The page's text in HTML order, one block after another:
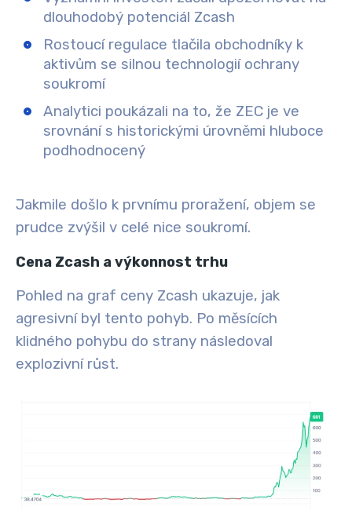
dlouhodobý potenciál Zcash
Rostoucí regulace tlačila obchodníky k
aktivům se silnou technologií ochrany
soukromí
Analytici poukázali na to, že ZEC je ve
srovnání s historickými úrovněmi hluboce
podhodnocený
Jakmile došlo k prvnímu proražení, objem se
prudce zvýšil v celé nice soukromí.
Cena Zcash a výkonnost trhu
Pohled na graf ceny Zcash ukazuje, jak
agresivní byl tento pohyb. Po měsících
klidného pohybu do strany následoval
explozivní růst.